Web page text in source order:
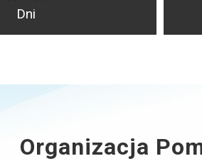
Dni
Organizacja